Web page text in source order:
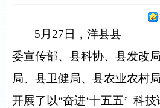
5 月 27 日，洋县县
委宣传部、县科协、县发改
局、县卫健局、县农业农村
开展了以“奋进‘十五五’ 科技